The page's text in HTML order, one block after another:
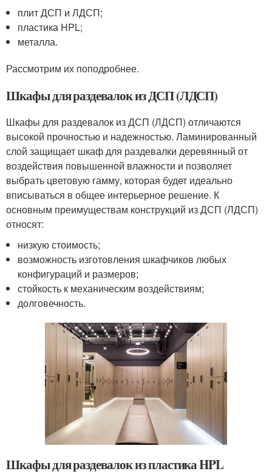
плит ДСП и ЛДСП;
пластика HPL;
металла.
Рассмотрим их поподробнее.
Шкафы для раздевалок из ДСП (ЛДСП)
Шкафы для раздевалок из ДСП (ЛДСП) отличаются
высокой прочностью и надежностью. Ламинированный
слой защищает шкаф для раздевалки деревянный от
воздействия повышенной влажности и позволяет
выбрать цветовую гамму, которая будет идеально
вписываться в общее интерьерное решение. К
основным преимуществам конструкций из ДСП (ЛДСП)
относят:
низкую стоимость;
возможность изготовления шкафчиков любых
конфигураций и размеров;
стойкость к механическим воздействиям;
долговечность.
Шкафы для раздевалок из пластика HPL